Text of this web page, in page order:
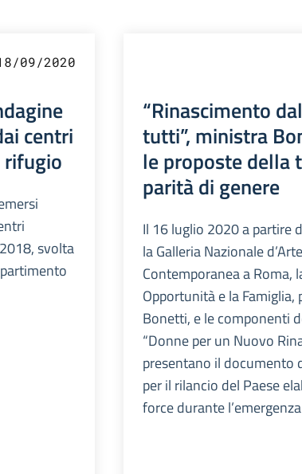
09/2020
centri
rifugio
svolta
“Rinascimento
tutti”, ministra
le proposte della
parità di genere
Il 16 luglio 2020 a partire
la Galleria Nazionale
Contemporanea a Roma,
Opportunità e la Famiglia,
Bonetti, e le componenti
“Donne per un Nuovo
presentano il documento
per il rilancio del Paese
force durante